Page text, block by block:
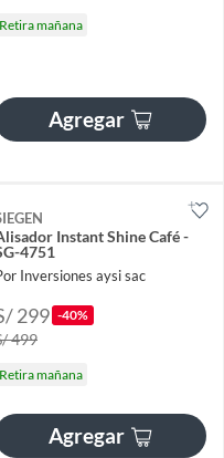
Retira mañana
Agregar
Instant Shine Café -
4751
Inversiones aysi sac
299 -40%
499
Retira mañana
Agregar